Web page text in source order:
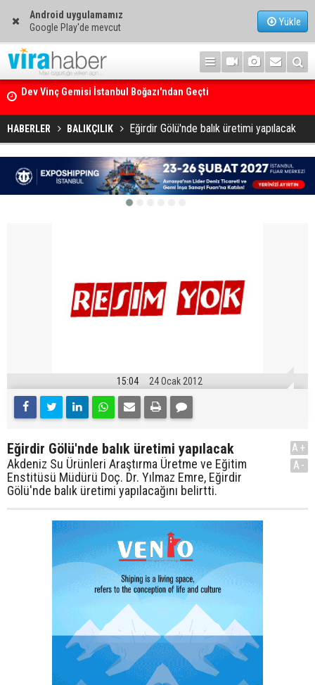
Android uygulamamız
Google Play'de mevcut
Yükle
Ege Denizi’nin En Büyük Mercan Ormanı
HABERLER BALIKÇILIK Eğirdir Gölü'nde balık üretimi yapılacak
15:04 24 Ocak 2012
Eğirdir Gölü'nde balık üretimi yapılacak
Akdeniz Su Ürünleri Araştırma Üretme ve Eğitim
Enstitüsü Müdürü Doç. Dr. Yılmaz Emre, Eğirdir
Gölü'nde balık üretimi yapılacağını belirtti.
A+
A-